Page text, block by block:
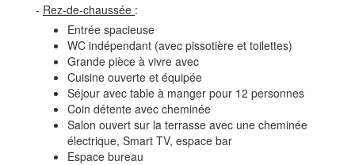
- Rez-de-chaussée :
Entrée spacieuse
WC indépendant (avec pissotière et toilettes)
Grande pièce à vivre avec
Cuisine ouverte et équipée
Séjour avec table à manger pour 12 personnes
Coin détente avec cheminée
Salon ouvert sur la terrasse avec une cheminée
électrique, Smart TV, espace bar
Espace bureau